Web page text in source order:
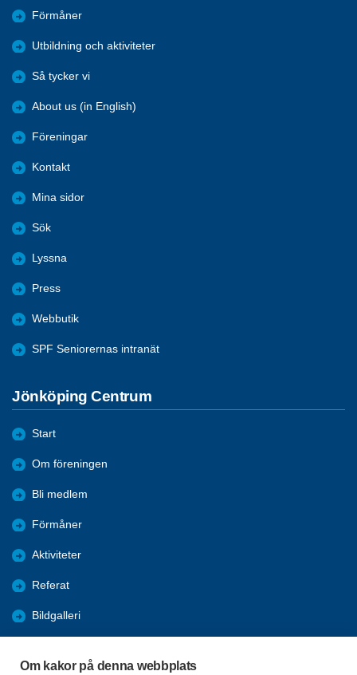
Om kakor på denna webbplats
Förmåner
Utbildning och aktiviteter
Så tycker vi
About us (in English)
Föreningar
Kontakt
Mina sidor
Sök
Lyssna
Press
Webbutik
SPF Seniorernas intranät
Jönköping Centrum
Start
Om föreningen
Bli medlem
Förmåner
Aktiviteter
Referat
Bildgalleri